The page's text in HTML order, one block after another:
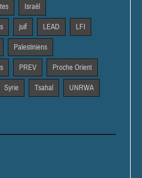
Israël
juif LEAD LFI
Palestiniens
PREV Proche Orient
Syrie Tsahal UNRWA